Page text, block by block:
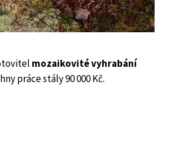
mozaikovité vyhrabání
práce stály 90 000 Kč.